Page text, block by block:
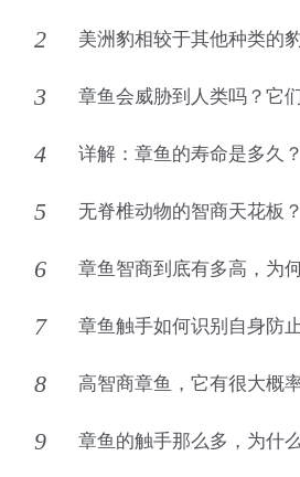
2
3
4 详解：章鱼的寿命是多久？
5
6
7
8
9